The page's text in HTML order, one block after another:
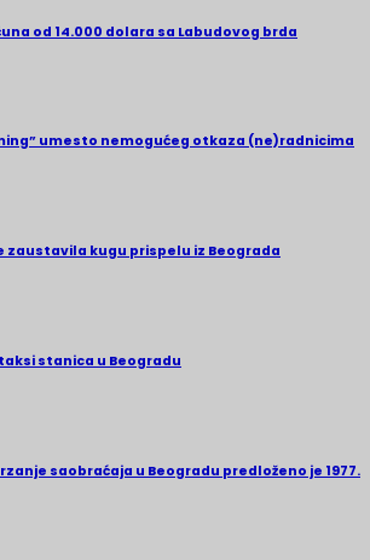
od 14.000 dolara sa Labudovog brda
umesto nemogućeg otkaza (ne)radnicima
zaustavila kugu prispelu iz Beograda
stanica u Beogradu
saobraćaja u Beogradu predloženo je 1977.